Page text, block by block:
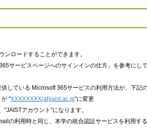
ンロードすることができます。
サービスページへのサインインの仕方」を参考にして
している Microsoft 365サービスの利用方法が、下記
が "XXXXXXXX(at)jaist.ac.jp"に変更
"JAISTアカウント "になります。
の利用時と同じ、本学の統合認証サービスを利用す